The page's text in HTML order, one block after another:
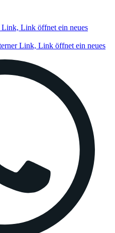
Link, Link öffnet ein neues
Link, Link öffnet ein neues